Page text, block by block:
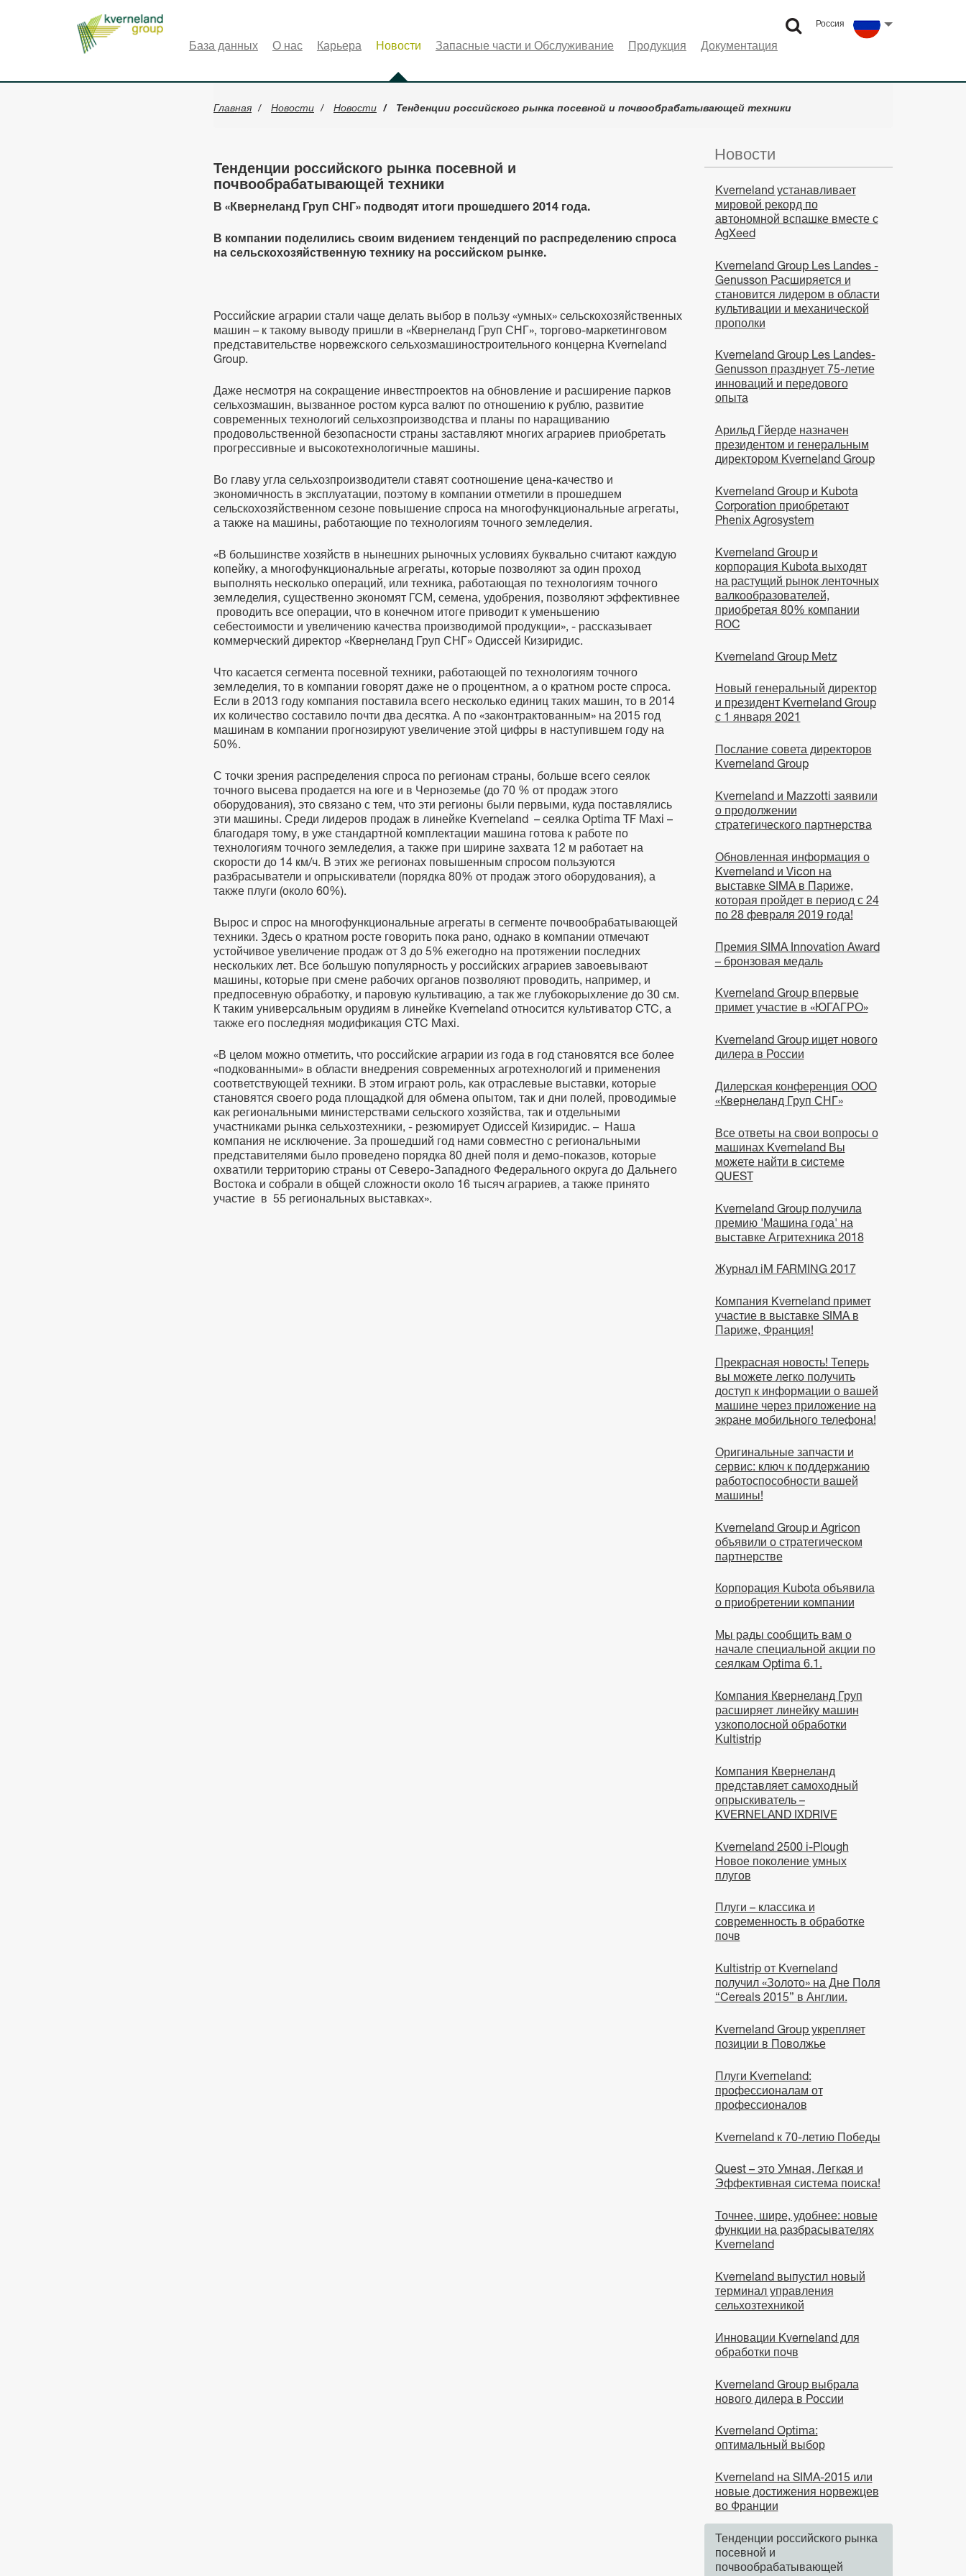
Россия
Select language
База данных О нас Карьера Новости Запасные части и Обслуживание Продукция Документация
Главная Новости Новости Тенденции российского рынка посевной и почвообрабатывающей техники
Тенденции российского рынка посевной и
почвообрабатывающей техники
В «Квернеланд Груп СНГ» подводят итоги прошедшего 2014 года.
В компании поделились своим видением тенденций по распределению спроса
на сельскохозяйственную технику на российском рынке.
Российские аграрии стали чаще делать выбор в пользу «умных» сельскохозяйственных
машин – к такому выводу пришли в «Квернеланд Груп СНГ», торгово-маркетинговом
представительстве норвежского сельхозмашиностроительного концерна Kverneland
Group.
Даже несмотря на сокращение инвестпроектов на обновление и расширение парков
сельхозмашин, вызванное ростом курса валют по отношению к рублю, развитие
современных технологий сельхозпроизводства и планы по наращиванию
продовольственной безопасности страны заставляют многих аграриев приобретать
прогрессивные и высокотехнологичные машины.
Во главу угла сельхозпроизводители ставят соотношение цена-качество и
экономичность в эксплуатации, поэтому в компании отметили в прошедшем
сельскохозяйственном сезоне повышение спроса на многофункциональные агрегаты,
а также на машины, работающие по технологиям точного земледелия.
«В большинстве хозяйств в нынешних рыночных условиях буквально считают каждую
копейку, а многофункциональные агрегаты, которые позволяют за один проход
выполнять несколько операций, или техника, работающая по технологиям точного
земледелия, существенно экономят ГСМ, семена, удобрения, позволяют эффективнее
проводить все операции, что в конечном итоге приводит к уменьшению
себестоимости и увеличению качества производимой продукции», - рассказывает
коммерческий директор «Квернеланд Груп СНГ» Одиссей Кизиридис.
Что касается сегмента посевной техники, работающей по технологиям точного
земледелия, то в компании говорят даже не о процентном, а о кратном росте спроса.
Если в 2013 году компания поставила всего несколько единиц таких машин, то в 2014
их количество составило почти два десятка. А по «законтрактованным» на 2015 год
машинам в компании прогнозируют увеличение этой цифры в наступившем году на
50%.
С точки зрения распределения спроса по регионам страны, больше всего сеялок
точного высева продается на юге и в Черноземье (до 70 % от продаж этого
оборудования), это связано с тем, что эти регионы были первыми, куда поставлялись
эти машины. Среди лидеров продаж в линейке Kverneland – сеялка Optima TF Maxi –
благодаря тому, в уже стандартной комплектации машина готова к работе по
технологиям точного земледелия, а также при ширине захвата 12 м работает на
скорости до 14 км/ч. В этих же регионах повышенным спросом пользуются
разбрасыватели и опрыскиватели (порядка 80% от продаж этого оборудования), а
также плуги (около 60%).
Вырос и спрос на многофункциональные агрегаты в сегменте почвообрабатывающей
техники. Здесь о кратном росте говорить пока рано, однако в компании отмечают
устойчивое увеличение продаж от 3 до 5% ежегодно на протяжении последних
нескольких лет. Все большую популярность у российских аграриев завоевывают
машины, которые при смене рабочих органов позволяют проводить, например, и
предпосевную обработку, и паровую культивацию, а так же глубокорыхление до 30 см.
К таким универсальным орудиям в линейке Kverneland относится культиватор CTC, а
также его последняя модификация CTC Maxi.
«В целом можно отметить, что российские аграрии из года в год становятся все более
«подкованными» в области внедрения современных агротехнологий и применения
соответствующей техники. В этом играют роль, как отраслевые выставки, которые
становятся своего рода площадкой для обмена опытом, так и дни полей, проводимые
как региональными министерствами сельского хозяйства, так и отдельными
участниками рынка сельхозтехники, - резюмирует Одиссей Кизиридис. – Наша
компания не исключение. За прошедший год нами совместно с региональными
представителями было проведено порядка 80 дней поля и демо-показов, которые
охватили территорию страны от Северо-Западного Федерального округа до Дальнего
Востока и собрали в общей сложности около 16 тысяч аграриев, а также принято
участие в 55 региональных выставках».
Новости
Kverneland устанавливает
мировой рекорд по
автономной вспашке вместе с
AgXeed
Kverneland Group Les Landes -
Genusson Расширяется и
становится лидером в области
культивации и механической
прополки
Kverneland Group Les Landes-
Genusson празднует 75-летие
инноваций и передового
опыта
Арильд Гйерде назначен
президентом и генеральным
директором Kverneland Group
Kverneland Group и Kubota
Corporation приобретают
Phenix Agrosystem
Kverneland Group и
корпорация Kubota выходят
на растущий рынок ленточных
валкообразователей,
приобретая 80% компании
ROC
Kverneland Group Metz
Новый генеральный директор
и президент Kverneland Group
с 1 января 2021
Послание совета директоров
Kverneland Group
Kverneland и Mazzotti заявили
о продолжении
стратегического партнерства
Обновленная информация о
Kverneland и Vicon на
выставке SIMA в Париже,
которая пройдет в период с 24
по 28 февраля 2019 года!
Премия SIMA Innovation Award
– бронзовая медаль
Kverneland Group впервые
примет участие в «ЮГАГРО»
Kverneland Group ищет нового
дилера в России
Дилерская конференция ООО
«Квернеланд Груп СНГ»
Все ответы на свои вопросы о
машинах Kverneland Вы
можете найти в системе
QUEST
Kverneland Group получила
премию 'Машина года' на
выставке Агритехника 2018
Журнал iM FARMING 2017
Компания Kverneland примет
участие в выставке SIMA в
Париже, Франция!
Прекрасная новость! Теперь
вы можете легко получить
доступ к информации о вашей
машине через приложение на
экране мобильного телефона!
Оригинальные запчасти и
сервис: ключ к поддержанию
работоспособности вашей
машины!
Kverneland Group и Agricon
объявили о стратегическом
партнерстве
Корпорация Kubota объявила
о приобретении компании
Мы рады сообщить вам о
начале специальной акции по
сеялкам Optima 6.1.
Компания Квернеланд Груп
расширяет линейку машин
узкополосной обработки
Kultistrip
Компания Квернеланд
представляет самоходный
опрыскиватель –
KVERNELAND IXDRIVE
Kverneland 2500 i-Plough
Новое поколение умных
плугов
Плуги – классика и
современность в обработке
почв
Kultistrip от Kverneland
получил «Золото» на Дне Поля
“Cereals 2015” в Англии.
Kverneland Group укрепляет
позиции в Поволжье
Плуги Kverneland:
профессионалам от
профессионалов
Kverneland к 70-летию Победы
Quest – это Умная, Легкая и
Эффективная система поиска!
Точнее, шире, удобнее: новые
функции на разбрасывателях
Kverneland
Kverneland выпустил новый
терминал управления
сельхозтехникой
Инновации Kverneland для
обработки почв
Kverneland Group выбрала
нового дилера в России
Kverneland Optima:
оптимальный выбор
Kverneland на SIMA-2015 или
новые достижения норвежцев
во Франции
Тенденции российского рынка
посевной и
почвообрабатывающей